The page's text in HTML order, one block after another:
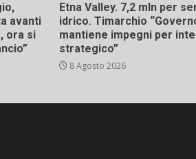
avanti
ora si
Etna Valley. 7,2 mln per
idrico. Timarchio
mantiene impegni per
strategico”
8 Agosto 2026